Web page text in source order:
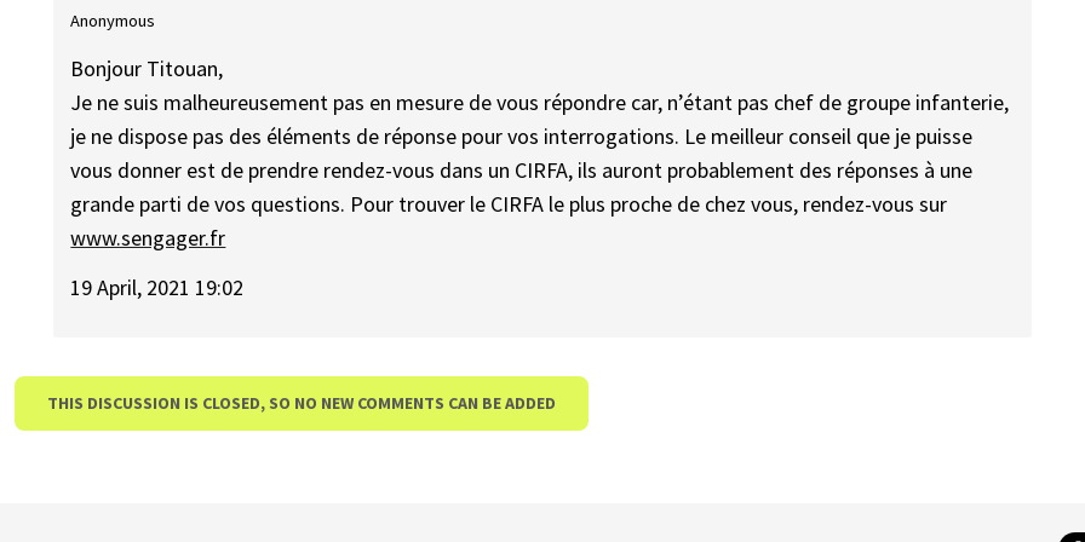
Anonymous
Bonjour Titouan,
Je ne suis malheureusement pas en mesure de vous répondre car, n’étant pas chef de groupe infanterie,
je ne dispose pas des éléments de réponse pour vos interrogations. Le meilleur conseil que je puisse
vous donner est de prendre rendez-vous dans un CIRFA, ils auront probablement des réponses à une
grande parti de vos questions. Pour trouver le CIRFA le plus proche de chez vous, rendez-vous sur
www.sengager.fr
19 April, 2021 19:02
THIS DISCUSSION IS CLOSED, SO NO NEW COMMENTS CAN BE ADDED